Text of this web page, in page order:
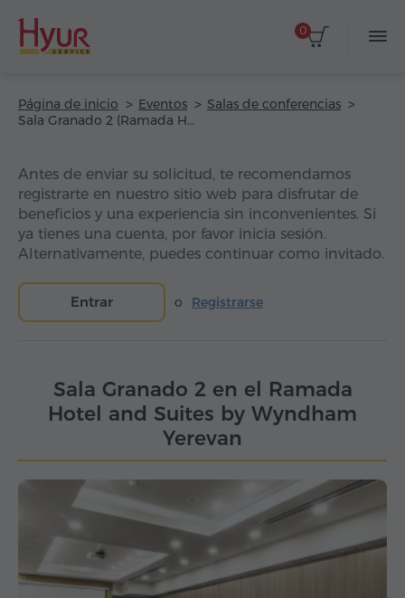
0
Página de inicio Eventos
Salas de conferencias
Sala Granado 2 (Ramada Hotel and Suites by Wyndham Yerevan)
Antes de enviar su solicitud, te recomendamos
registrarte en nuestro sitio web para disfrutar de
beneficios y una experiencia sin inconvenientes. Si
ya tienes una cuenta, por favor inicia sesión.
Alternativamente, puedes continuar como invitado.
Entrar o Registrarse
Sala Granado 2 en el Ramada
Hotel and Suites by Wyndham
Yerevan